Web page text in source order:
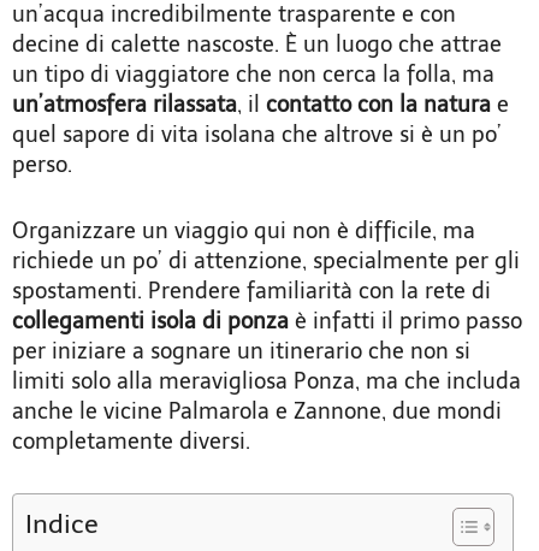
un’acqua incredibilmente trasparente e con
decine di calette nascoste. È un luogo che attrae
un tipo di viaggiatore che non cerca la folla, ma
un’atmosfera rilassata, il contatto con la natura e
quel sapore di vita isolana che altrove si è un po’
perso.
Organizzare un viaggio qui non è difficile, ma
richiede un po’ di attenzione, specialmente per gli
spostamenti. Prendere familiarità con la rete di
collegamenti isola di ponza è infatti il primo passo
per iniziare a sognare un itinerario che non si
limiti solo alla meravigliosa Ponza, ma che includa
anche le vicine Palmarola e Zannone, due mondi
completamente diversi.
Indice